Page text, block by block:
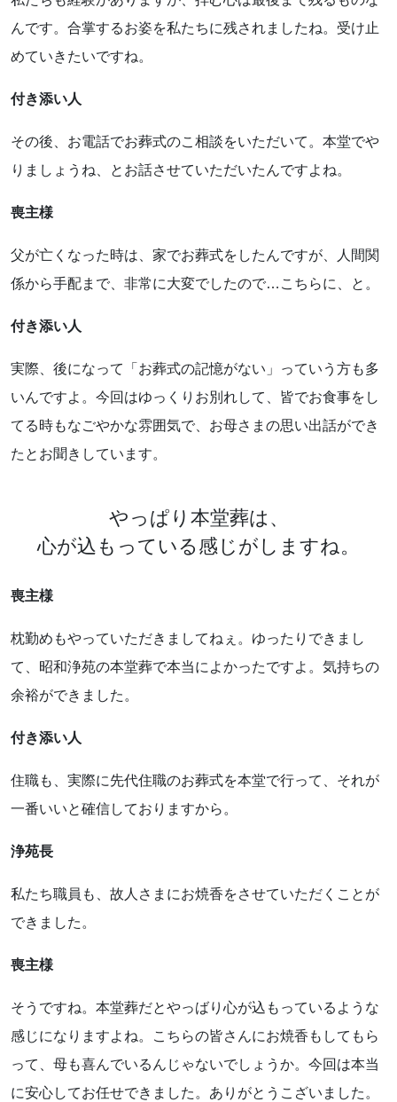
んです。合掌するお姿を私たちに残されましたね。受け止
めていきたいですね。
付き添い人
その後、お電話でお葬式のこ相談をいただいて。本堂でや
りましょうね、とお話させていただいたんですよね。
喪主様
父が亡くなった時は、家でお葬式をしたんですが、人間関
係から手配まで、非常に大変でしたので…こちらに、と。
付き添い人
実際、後になって「お葬式の記憶がない」っていう方も多
いんですよ。今回はゆっくりお別れして、皆でお食事をし
てる時もなごやかな雰囲気で、お母さまの思い出話ができ
たとお聞きしています。
やっぱり本堂葬は、
心が込もっている感じがしますね。
喪主様
枕勤めもやっていただきましてねぇ。ゆったりできまし
て、昭和浄苑の本堂葬で本当によかったですよ。気持ちの
余裕ができました。
付き添い人
住職も、実際に先代住職のお葬式を本堂で行って、それが
一番いいと確信しておりますから。
浄苑長
私たち職員も、故人さまにお焼香をさせていただくことが
できました。
喪主様
そうですね。本堂葬だとやっばり心が込もっているような
感じになりますよね。こちらの皆さんにお焼香もしてもら
って、母も喜んでいるんじゃないでしょうか。今回は本当
に安心してお任せできました。ありがとうこざいました。